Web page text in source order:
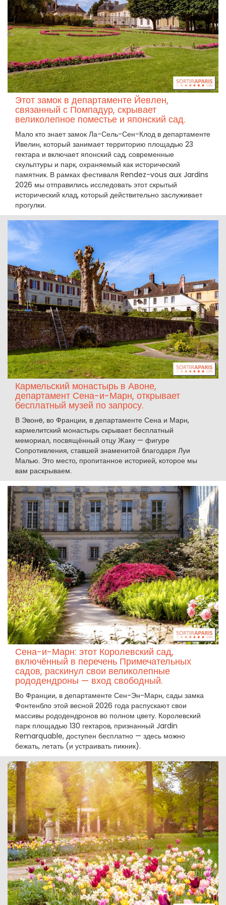
Этот замок в департаменте Йевлен,
связанный с Помпадур, скрывает
великолепное поместье и японский сад.
Мало кто знает замок Ла-Сель-Сен-Клод в департаменте
Ивелин, который занимает территорию площадью 23
гектара и включает японский сад, современные
скульптуры и парк, охраняемый как исторический
памятник. В рамках фестиваля Rendez-vous aux Jardins
2026 мы отправились исследовать этот скрытый
исторический клад, который действительно заслуживает
прогулки.
Кармельский монастырь в Авоне,
департамент Сена-и-Марн, открывает
бесплатный музей по запросу.
В Эвонe, во Франции, в департаменте Сена и Марн,
кармелитский монастырь скрывает бесплатный
мемориал, посвящённый отцу Жаку — фигуре
Сопротивления, ставшей знаменитой благодаря Луи
Малью. Это место, пропитанное историей, которое мы
вам раскрываем.
Сена-и-Марн: этот Королевский сад,
включённый в перечень Примечательных
садов, раскинул свои великолепные
рододендроны — вход свободный.
Во Франции, в департаменте Сен-Эн-Марн, сады замка
Фонтенбло этой весной 2026 года распускают свои
массивы рододендронов во полном цвету. Королевский
парк площадью 130 гектаров, признанный Jardin
Remarquable, доступен бесплатно — здесь можно
бежать, летать (и устраивать пикник).